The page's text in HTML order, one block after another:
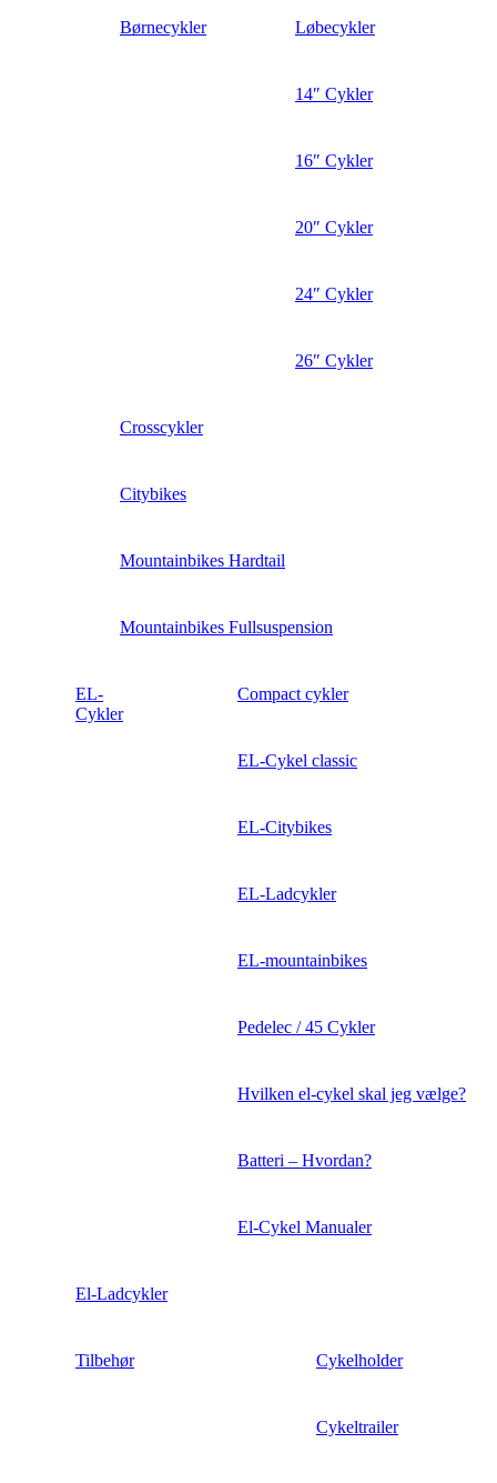
Børnecykler Løbecykler
14″ Cykler
16″ Cykler
20″ Cykler
24″ Cykler
26″ Cykler
Crosscykler
Citybikes
Mountainbikes Hardtail
Mountainbikes Fullsuspension
EL-
Cykler
Compact cykler
EL-Cykel classic
EL-Citybikes
EL-Ladcykler
EL-mountainbikes
Pedelec / 45 Cykler
Hvilken el-cykel skal jeg vælge?
Batteri – Hvordan?
El-Cykel Manualer
El-Ladcykler
Tilbehør Cykelholder
Cykeltrailer